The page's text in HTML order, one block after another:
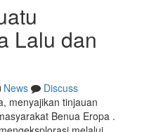
Lalu dan
News
Discuss
menyajikan tinjauan
Benua Eropa .